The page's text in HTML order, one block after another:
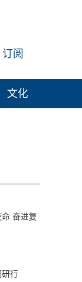
订阅
文化
奋进复
研行